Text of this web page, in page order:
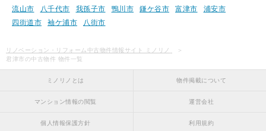
流山市 八千代市 我孫子市 鴨川市 鎌ケ谷市 富津市
浦安市
四街道市
袖ケ浦市 八街市
リノベーション・リフォーム中古物件情報サイト ミノリノ
君津市の中古物件 物件一覧
ミノリノとは 物件掲載について
マンション情報の閲覧 運営会社
個人情報保護方針 利用規約